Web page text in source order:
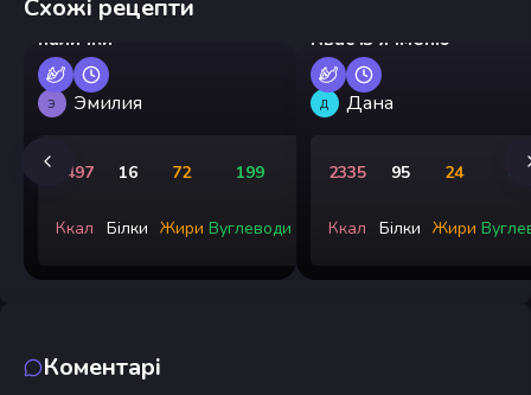
Схожі рецепти
Домашні кукурудзяні
палички
Э Эмилия
1497
Ккал
16
Білки
72
Жири
199
Вуглеводи
Квас із ячменю
Д Дана
2335
Ккал
95
Білки
24
Жири
Коментарі